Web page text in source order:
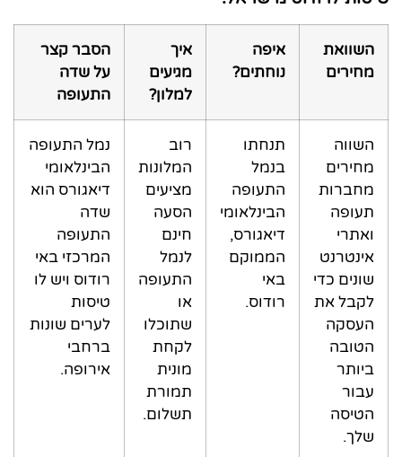
השוואת
מחירים
איפה
נוחתים?
איך
מגיעים
למלון?
הסבר קצר
על שדה
התעופה
השווה
מחירים
מחברות
תעופה
ואתרי
אינטרנט
שונים כדי
לקבל את
העסקה
הטובה
ביותר
עבור
הטיסה
שלך.
תנחתו
בנמל
התעופה
הבינלאומי
דיאגורס,
הממוקם
באי
רודוס.
רוב
המלונות
מציעים
הסעה
חינם
לנמל
התעופה
או
שתוכלו
לקחת
מונית
תמורת
תשלום.
נמל התעופה
הבינלאומי
דיאגורס הוא
שדה
התעופה
המרכזי באי
רודוס ויש לו
טיסות
לערים שונות
ברחבי
אירופה.